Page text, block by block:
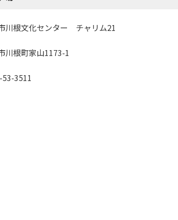
川根文化センター チャリム21
川根町家山1173-1
3511